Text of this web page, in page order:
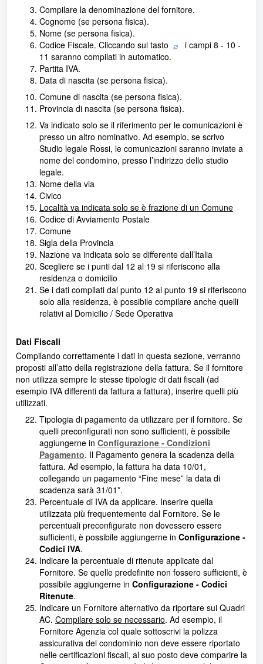
Compilare la denominazione del fornitore.
Cognome (se persona fisica).
Nome (se persona fisica).
Codice Fiscale. Cliccando sul tasto
i campi 8 - 10 -
11 saranno compilati in automatico.
Partita IVA.
Data di nascita (se persona fisica).
Comune di nascita (se persona fisica).
Provincia di nascita (se persona fisica).
Va indicato solo se il riferimento per le comunicazioni è
presso un altro nominativo. Ad esempio, se scrivo
Studio legale Rossi, le comunicazioni saranno inviate a
nome del condomino, presso l’indirizzo dello studio
legale.
Nome della via
Civico
Località va indicata solo se è frazione di un Comune
Codice di Avviamento Postale
Comune
Sigla della Provincia
Nazione va indicata solo se differente dall’Italia
Scegliere se i punti dal 12 al 19 si riferiscono alla
residenza o domicilio
Se i dati compilati dal punto 12 al punto 19 si riferiscono
solo alla residenza, è possibile compilare anche quelli
relativi al Domicilio / Sede Operativa
Dati Fiscali
Compilando correttamente i dati in questa sezione, verranno
proposti all’atto della registrazione della fattura. Se il fornitore
non utilizza sempre le stesse tipologie di dati fiscali (ad
esempio IVA differenti da fattura a fattura), inserire quelli più
utilizzati.
Tipologia di pagamento da utilizzare per il fornitore. Se
quelli preconfigurati non sono sufficienti, è possibile
aggiungerne in Configurazione - Condizioni
Pagamento. Il Pagamento genera la scadenza della
fattura. Ad esempio, la fattura ha data 10/01,
collegando un pagamento “Fine mese” la data di
scadenza sarà 31/01*.
Percentuale di IVA da applicare. Inserire quella
utilizzata più frequentemente dal Fornitore. Se le
percentuali preconfigurate non dovessero essere
sufficienti, è possibile aggiungerne in Configurazione -
Codici IVA.
Indicare la percentuale di ritenute applicate dal
Fornitore. Se quelle predefinite non fossero sufficienti, è
possibile aggiungerne in Configurazione - Codici
Ritenute.
Indicare un Fornitore alternativo da riportare sui Quadri
AC. Compilare solo se necessario. Ad esempio, il
Fornitore Agenzia col quale sottoscrivi la polizza
assicurativa del condominio non deve essere riportato
nelle certificazioni fiscali, al suo posto deve comparire la